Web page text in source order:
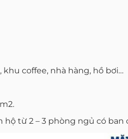
coffee, nhà hàng, hồ bơi…
hộ từ 2 – 3 phòng ngủ có